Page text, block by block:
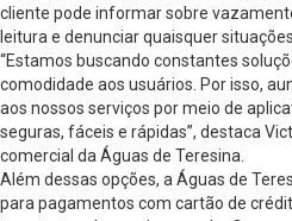
cliente pode informar sobre
leitura e denunciar quaisquer
“Estamos buscando constantes
comodidade aos usuários. Por isso,
aos nossos serviços por meio de
seguras, fáceis e rápidas”, destaca
comercial da Águas de Teresina.
Além dessas opções, a Águas de
para pagamentos com cartão de